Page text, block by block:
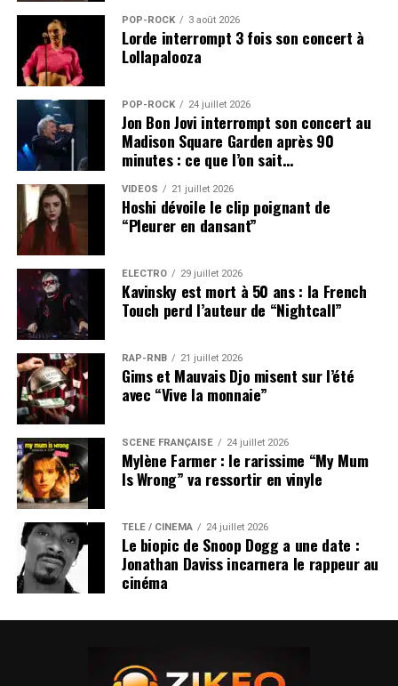
POP-ROCK 3 août 2026
Lorde interrompt 3 fois son concert à
Lollapalooza
POP-ROCK 24 juillet 2026
Jon Bon Jovi interrompt son concert au
Madison Square Garden après 90
minutes : ce que l’on sait…
VIDEOS 21 juillet 2026
Hoshi dévoile le clip poignant de
“Pleurer en dansant”
ÉLECTRO 29 juillet 2026
Kavinsky est mort à 50 ans : la French
Touch perd l’auteur de “Nightcall”
RAP-RNB 21 juillet 2026
Gims et Mauvais Djo misent sur l’été
avec “Vive la monnaie”
SCÈNE FRANÇAISE 24 juillet 2026
Mylène Farmer : le rarissime “My Mum
Is Wrong” va ressortir en vinyle
TÉLÉ / CINÉMA 24 juillet 2026
Le biopic de Snoop Dogg a une date :
Jonathan Daviss incarnera le rappeur au
cinéma